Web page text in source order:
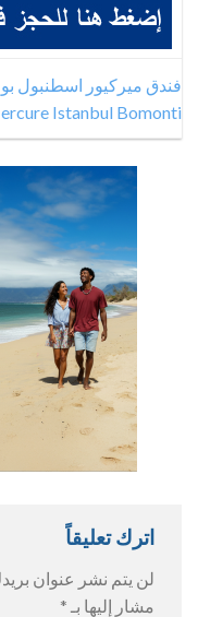
فندق ميركيور اسطنبول
Istanbul Bomonti
اترك تعليقاً
لن يتم نشر عنوان
مشار إليها بـ *